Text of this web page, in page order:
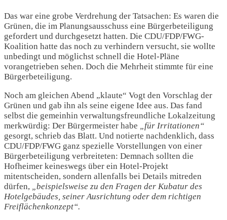
Das war eine grobe Verdrehung der Tatsachen: Es waren die
Grünen, die im Planungsausschuss eine Bürgerbeteiligung
gefordert und durchgesetzt hatten. Die CDU/FDP/FWG-
Koalition hatte das noch zu verhindern versucht, sie wollte
unbedingt und möglichst schnell die Hotel-Pläne
vorangetrieben sehen. Doch die Mehrheit stimmte für eine
Bürgerbeteiligung.
Noch am gleichen Abend „klaute“ Vogt den Vorschlag der
Grünen und gab ihn als seine eigene Idee aus. Das fand
selbst die gemeinhin verwaltungsfreundliche Lokalzeitung
merkwürdig: Der Bürgermeister habe „für Irritationen“
gesorgt, schrieb das Blatt. Und notierte nachdenklich, dass
CDU/FDP/FWG ganz spezielle Vorstellungen von einer
Bürgerbeteiligung verbreiteten: Demnach sollten die
Hofheimer keineswegs über ein Hotel-Projekt
mitentscheiden, sondern allenfalls bei Details mitreden
dürfen, „beispielsweise zu den Fragen der Kubatur des
Hotelgebäudes, seiner Ausrichtung oder dem richtigen
Freiflächenkonzept“.